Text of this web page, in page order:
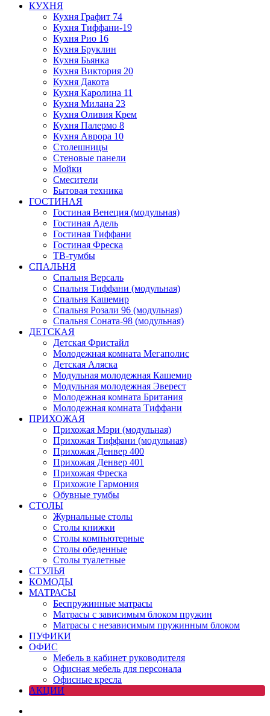
КУХНЯ
Кухня Графит 74
Кухня Тиффани-19
Кухня Рио 16
Кухня Бруклин
Кухня Бьянка
Кухня Виктория 20
Кухня Дакота
Кухня Каролина 11
Кухня Милана 23
Кухня Оливия Крем
Кухня Палермо 8
Кухня Аврора 10
Столешницы
Стеновые панели
Мойки
Смесители
Бытовая техника
ГОСТИНАЯ
Гостиная Венеция (модульная)
Гостиная Адель
Гостиная Тиффани
Гостиная Фреска
ТВ-тумбы
СПАЛЬНЯ
Спальня Версаль
Спальня Тиффани (модульная)
Спальня Кашемир
Спальня Розали 96 (модульная)
Спальня Соната-98 (модульная)
ДЕТСКАЯ
Детская Фристайл
Молодежная комната Мегаполис
Детская Аляска
Модульная молодежная Кашемир
Модульная молодежная Эверест
Молодежная комната Британия
Молодежная комната Тиффани
ПРИХОЖАЯ
Прихожая Мэри (модульная)
Прихожая Тиффани (модульная)
Прихожая Денвер 400
Прихожая Денвер 401
Прихожая Фреска
Прихожие Гармония
Обувные тумбы
СТОЛЫ
Журнальные столы
Столы книжки
Столы компьютерные
Столы обеденные
Столы туалетные
СТУЛЬЯ
КОМОДЫ
МАТРАСЫ
Беспружинные матрасы
Матрасы с зависимым блоком пружин
Матрасы с независимым пружинным блоком
ПУФИКИ
ОФИС
Мебель в кабинет руководителя
Офисная мебель для персонала
Офисные кресла
АКЦИИ